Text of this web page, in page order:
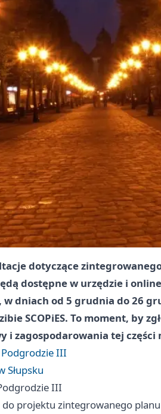
dotyczące
dostępne w urzędzie i
dniach od 5 grudnia do 26
SCOPiES. To moment, by
i zagospodarowania tej części
III
Słupsku
III
projektu zintegrowanego